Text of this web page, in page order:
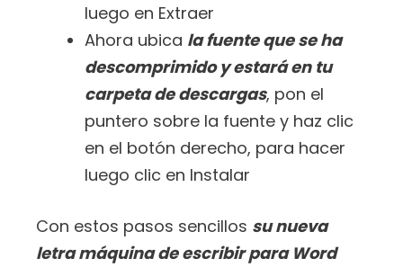
luego en Extraer
Ahora ubica la fuente que se ha
descomprimido y estará en tu
carpeta de descargas, pon el
puntero sobre la fuente y haz clic
en el botón derecho, para hacer
luego clic en Instalar
Con estos pasos sencillos su nueva
letra máquina de escribir para Word